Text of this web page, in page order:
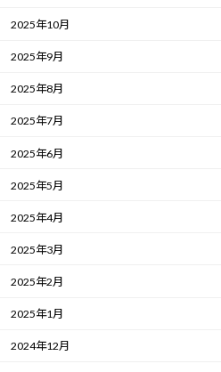
2025年10月
2025年9月
2025年8月
2025年7月
2025年6月
2025年5月
2025年4月
2025年3月
2025年2月
2025年1月
2024年12月